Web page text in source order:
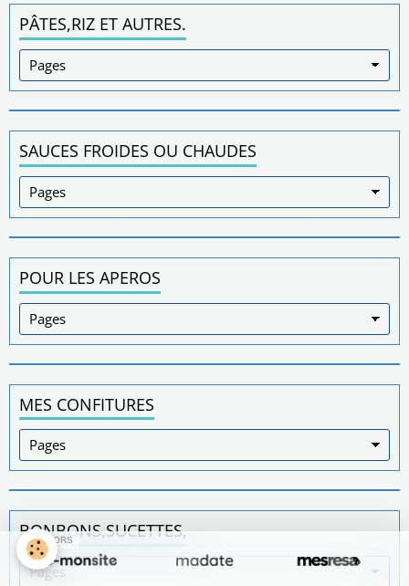
PÂTES,RIZ ET AUTRES.
SAUCES FROIDES OU CHAUDES
POUR LES APEROS
MES CONFITURES
BONBONS,SUCETTES,
SPONSORS